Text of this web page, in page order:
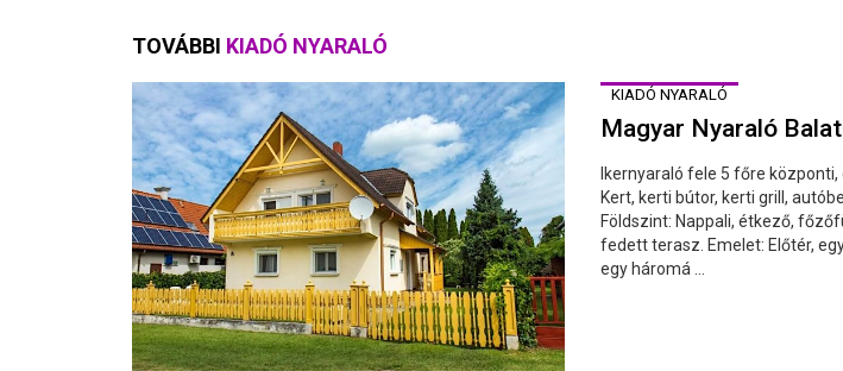
TOVÁBBI KIADÓ NYARALÓ
KIADÓ NYARALÓ
Magyar Nyaraló
Ikernyaraló fele 5 főre központi,
Kert, kerti bútor, kerti grill,
Földszint: Nappali, étkező,
fedett terasz. Emelet: Előtér,
egy háromá ...